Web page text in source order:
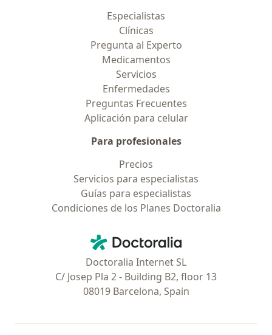
Especialistas
Clínicas
Pregunta al Experto
Medicamentos
Servicios
Enfermedades
Preguntas Frecuentes
Aplicación para celular
Para profesionales
Precios
Servicios para especialistas
Guías para especialistas
Condiciones de los Planes Doctoralia
Doctoralia - Página de inicio
Doctoralia Internet SL
C/ Josep Pla 2 - Building B2, floor 13
08019 Barcelona, Spain